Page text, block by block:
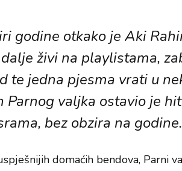
godine otkako je Aki
živi na playlistama,
te jedna pjesma vrati u
Parnog valjka ostavio je
bez obzira na godine.
domaćih bendova, Parni